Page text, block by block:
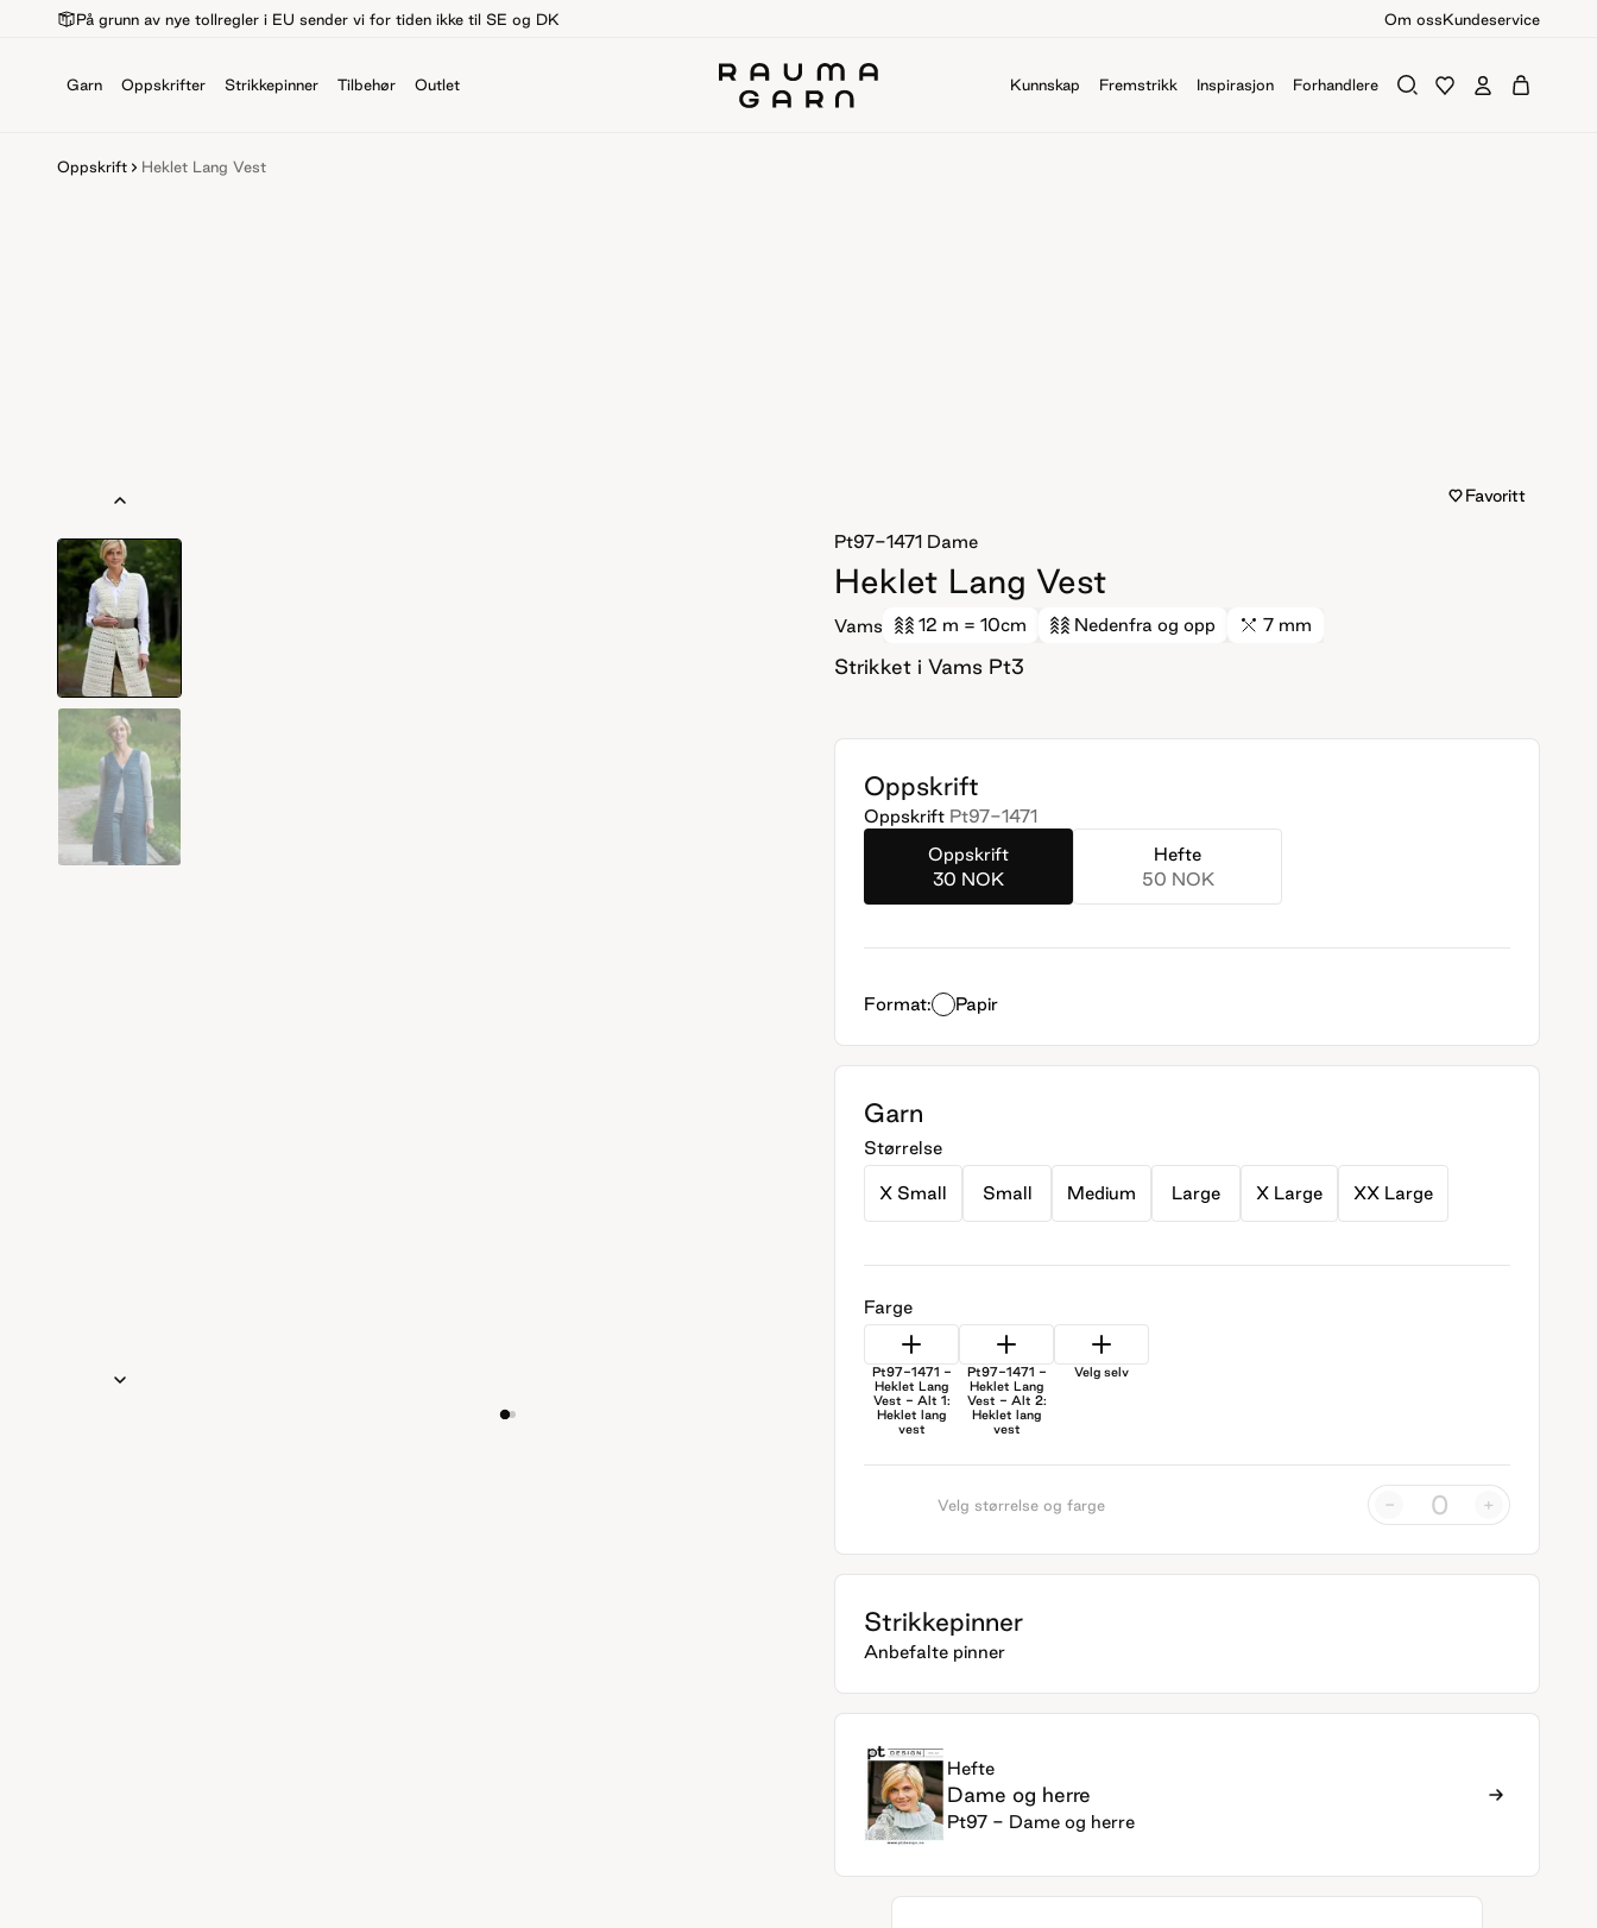
På grunn av nye tollregler i EU sender vi for tiden ikke til SE og DK Om ossKundeservice
Garn Oppskrifter Strikkepinner Tilbehør Outlet Kunnskap Fremstrikk Inspirasjon Forhandlere
Oppskrift Heklet Lang Vest
Favoritt
Pt97-1471 Dame
Heklet Lang Vest
Vams 12 m = 10cm Nedenfra og opp 7 mm
Strikket i Vams Pt3
Oppskrift
Oppskrift Pt97-1471
Oppskrift
30 NOK
Hefte
50 NOK
Format: Papir
Garn
Størrelse
X Small Small Medium Large X Large XX Large
Farge
Pt97-1471 -
Heklet Lang
Vest - Alt 1:
Heklet lang
vest
Pt97-1471 -
Heklet Lang
Vest - Alt 2:
Heklet lang
vest
Velg selv
Velg størrelse og farge - +
Strikkepinner
Anbefalte pinner
Hefte
Dame og herre
Pt97 - Dame og herre